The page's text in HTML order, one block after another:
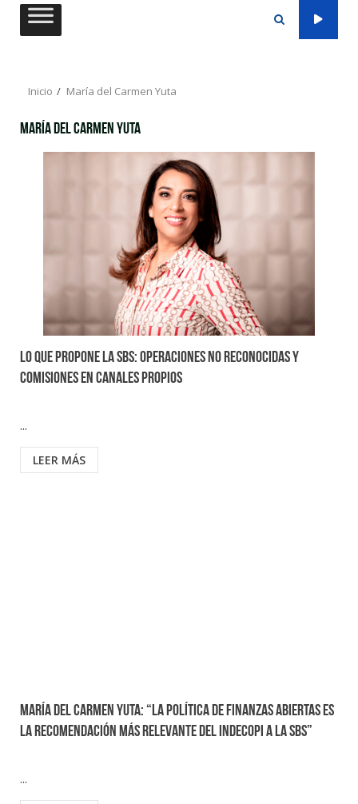
Saltar
Inicio María del Carmen Yuta
María del Carmen Yuta
Lo que propone la SBS: Operaciones no reconocidas y
comisiones en canales propios
...
LEER MÁS
María del Carmen Yuta: “La política de finanzas abiertas es
la recomendación más relevante del Indecopi a la SBS”
...